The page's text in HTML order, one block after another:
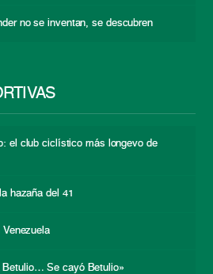
no se inventan, se descubren
el club ciclístico más longevo de
hazaña del 41
Se cayó Betulio»